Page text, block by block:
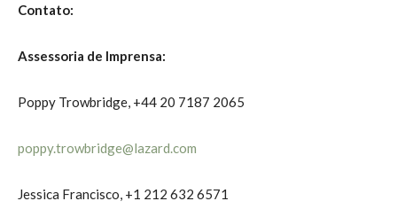
Contato:
Assessoria de Imprensa:
Poppy Trowbridge, +44 20 7187 2065
poppy.trowbridge@lazard.com
Jessica Francisco, +1 212 632 6571